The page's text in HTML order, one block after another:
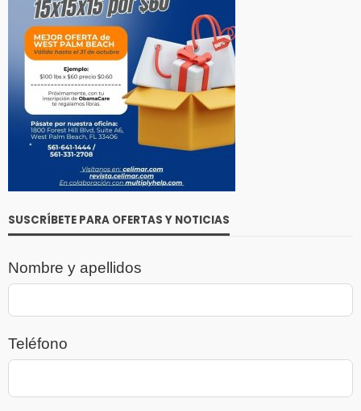
SUSCRÍBETE PARA OFERTAS Y NOTICIAS
Nombre y apellidos
Teléfono